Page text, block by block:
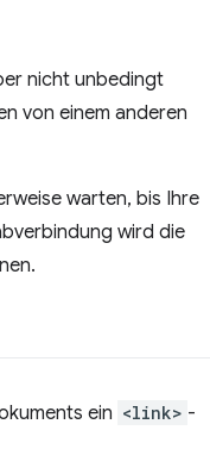
nicht unbedingt
von einem anderen
warten, bis Ihre
wird die
ein <link> -